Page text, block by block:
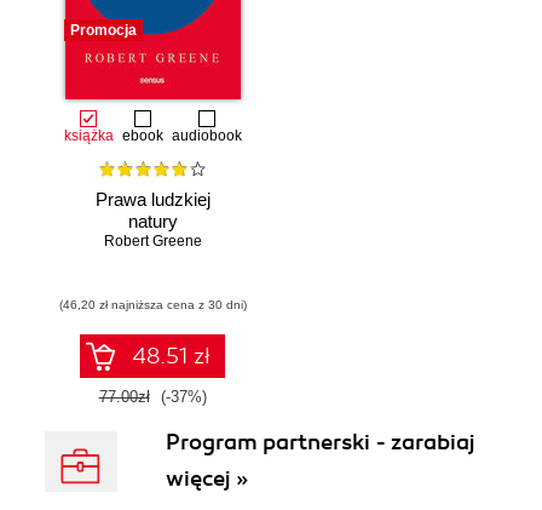
Promocja
książka ebook audiobook
Prawa ludzkiej
natury
Robert Greene
(46,20 zł najniższa cena z 30 dni)
48.51 zł
77.00zł (-37%)
Program partnerski - zarabiaj
więcej »